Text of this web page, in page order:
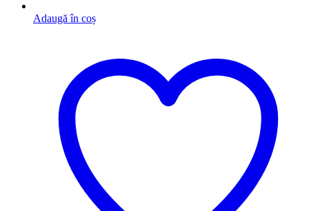
Adaugă în coș